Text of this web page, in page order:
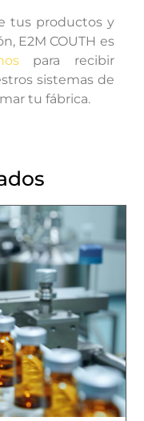
tus productos y
E2M COUTH es
para recibir
sistemas de
tu fábrica.